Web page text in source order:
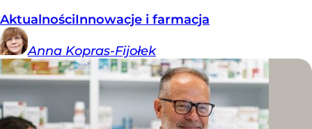
AktualnościInnowacje i farmacja
Anna Kopras-Fijołek